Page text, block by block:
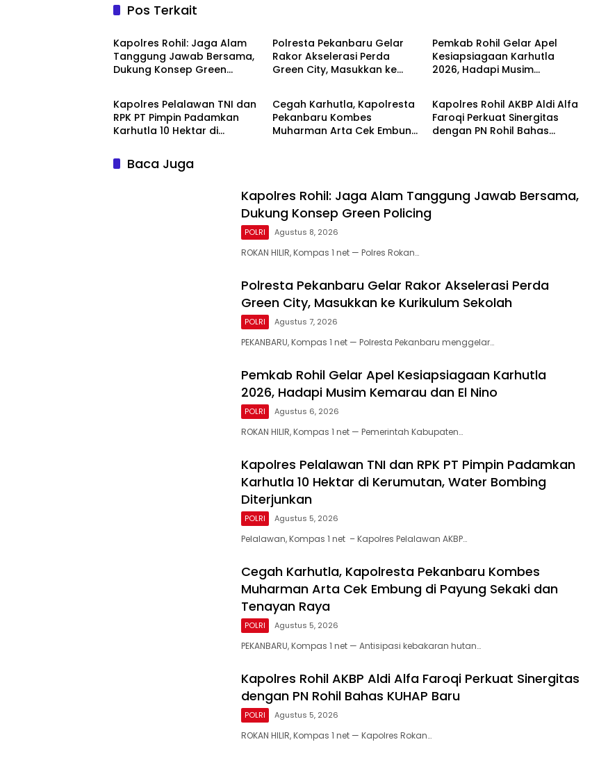
Pos Terkait
POLRI
Kapolres Rohil: Jaga Alam
Tanggung Jawab Bersama,
Dukung Konsep Green
Polresta Pekanbaru Gelar
Rakor Akselerasi Perda
Green City, Masukkan ke
Pemkab Rohil Gelar Apel
Kesiapsiagaan Karhutla
2026, Hadapi Musim
POLRI
Kapolres Pelalawan TNI dan
RPK PT Pimpin Padamkan
Karhutla 10 Hektar di
Diterjunkan
POLRI
Cegah Karhutla, Kapolresta
Pekanbaru Kombes
Muharman Arta Cek Embung
POLRI
Kapolres Rohil AKBP Aldi Alfa
Faroqi Perkuat Sinergitas
dengan PN Rohil Bahas
Baca Juga
Kapolres Rohil: Jaga Alam Tanggung Jawab Bersama,
Dukung Konsep Green Policing
POLRI Agustus 8, 2026
ROKAN HILIR, Kompas 1 net — Polres Rokan…
Polresta Pekanbaru Gelar Rakor Akselerasi Perda
Green City, Masukkan ke Kurikulum Sekolah
POLRI Agustus 7, 2026
PEKANBARU, Kompas 1 net — Polresta Pekanbaru menggelar…
Pemkab Rohil Gelar Apel Kesiapsiagaan Karhutla
2026, Hadapi Musim Kemarau dan El Nino
POLRI Agustus 6, 2026
ROKAN HILIR, Kompas 1 net — Pemerintah Kabupaten…
Kapolres Pelalawan TNI dan RPK PT Pimpin Padamkan
Karhutla 10 Hektar di Kerumutan, Water Bombing
Diterjunkan
POLRI Agustus 5, 2026
Pelalawan, Kompas 1 net – Kapolres Pelalawan AKBP…
Cegah Karhutla, Kapolresta Pekanbaru Kombes
Muharman Arta Cek Embung di Payung Sekaki dan
Tenayan Raya
POLRI Agustus 5, 2026
PEKANBARU, Kompas 1 net — Antisipasi kebakaran hutan…
Kapolres Rohil AKBP Aldi Alfa Faroqi Perkuat Sinergitas
dengan PN Rohil Bahas KUHAP Baru
POLRI Agustus 5, 2026
ROKAN HILIR, Kompas 1 net — Kapolres Rokan…